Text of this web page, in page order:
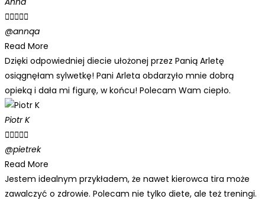

@annqa
Read More
Dzięki odpowiedniej diecie ułożonej przez Panią Arletę
osiągnęłam sylwetkę! Pani Arleta obdarzyło mnie dobrą
opieką i dała mi figurę, w końcu! Polecam Wam ciepło.
Piotr K

@pietrek
Read More
Jestem idealnym przykładem, że nawet kierowca tira może
zawalczyć o zdrowie. Polecam nie tylko diete, ale też treningi.